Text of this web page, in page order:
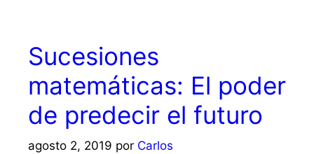
Sucesiones
matemáticas: El poder
de predecir el futuro
agosto 2, 2019 por Carlos